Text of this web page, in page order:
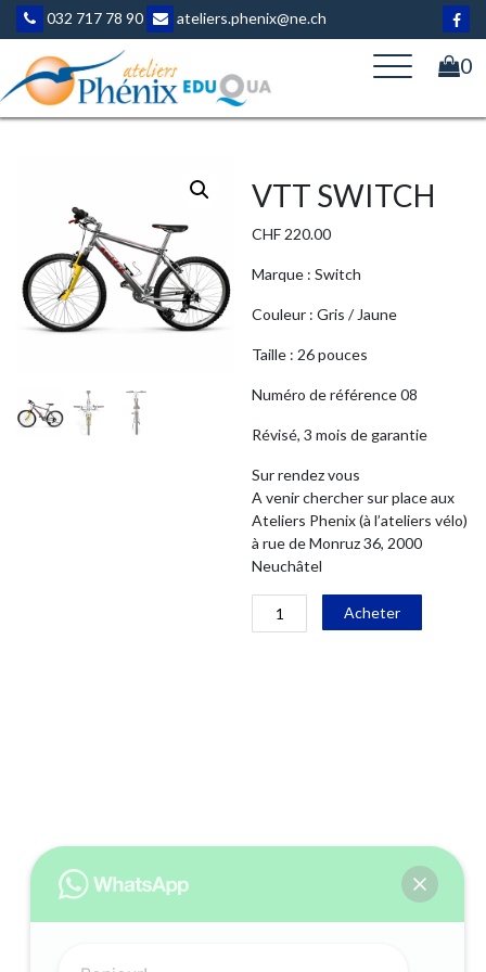
Aller
contenu
032 717 78 90 ateliers.phenix@ne.ch
0
VTT SWITCH
CHF 220.00
Marque : Switch
Couleur : Gris / Jaune
Taille : 26 pouces
Numéro de référence 08
Révisé, 3 mois de garantie
Sur rendez vous
A venir chercher sur place aux
Ateliers Phenix (à l’ateliers vélo)
à rue de Monruz 36, 2000
Neuchâtel
quantité
de
Acheter